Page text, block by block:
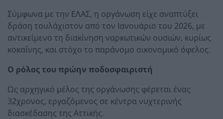
Σύμφωνα με την ΕΛΑΣ, η οργάνωση είχε αναπτύξει
δράση τουλάχιστον από τον Ιανουάριο του 2026, με
αντικείμενο τη διακίνηση ναρκωτικών ουσιών, κυρίως
κοκαΐνης, και στόχο το παράνομο οικονομικό όφελος.
Ο ρόλος του πρώην ποδοσφαιριστή
Ως αρχηγικό μέλος της οργάνωσης φέρεται ένας
32χρονος, εργαζόμενος σε κέντρα νυχτερινής
διασκέδασης της Αττικής.